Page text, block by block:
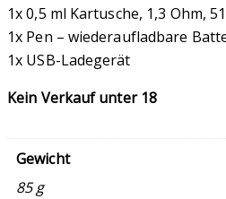
1x 0,5 ml Kartusche, 1,3 Ohm,
1x Pen – wiederaufladbare
1x USB-Ladegerät
Kein Verkauf unter 18
Gewicht
85 g